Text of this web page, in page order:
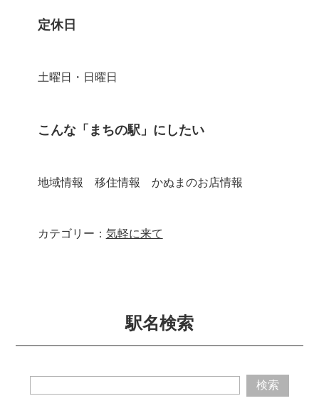
定休日
土曜日・日曜日
こんな「まちの駅」にしたい
地域情報 移住情報 かぬまのお店情報
カテゴリー： 気軽に来て
駅名検索